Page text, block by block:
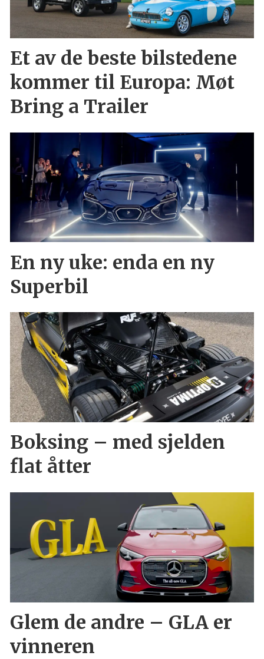
Et av de beste bilstedene
kommer til Europa: Møt
Bring a Trailer
En ny uke: enda en ny
Superbil
Boksing – med sjelden
flat åtter
Glem de andre – GLA er
vinneren